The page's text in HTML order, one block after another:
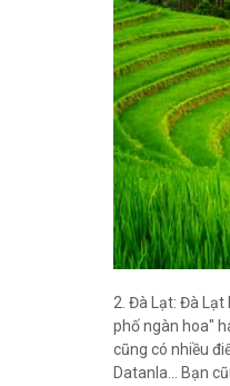
2. Đà Lạt: Đà Lạt
phố ngàn hoa"
cũng có nhiều
Datanla... Bạn